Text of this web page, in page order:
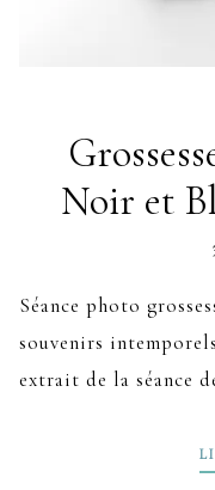
Noir et
Séance photo
souvenirs
extrait de la séance